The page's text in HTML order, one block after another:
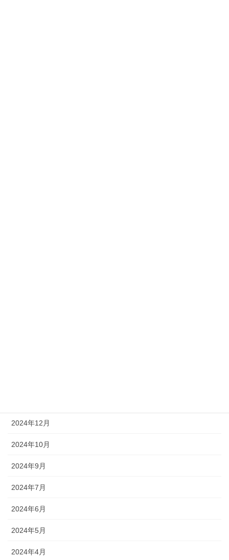
2024年12月
2024年10月
2024年9月
2024年7月
2024年6月
2024年5月
2024年4月